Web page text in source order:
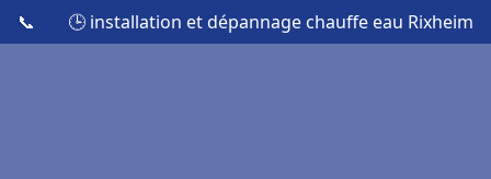
📞 🕒 installation et dépannage chauffe eau Rixheim